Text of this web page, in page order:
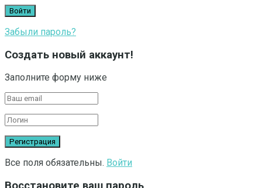
Забыли пароль?
Создать новый аккаунт!
Заполните форму ниже
Все поля обязательны. Войти